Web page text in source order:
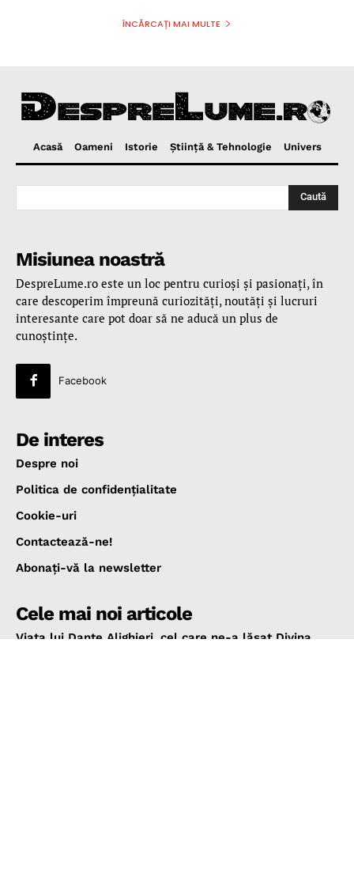
ÎNCĂRCAȚI MAI MULTE
Acasă Oameni Istorie Ştiinţă & Tehnologie Univers
Caută
Misiunea noastră
DespreLume.ro este un loc pentru curioşi şi pasionaţi, în
care descoperim împreună curiozităţi, noutăţi şi lucruri
interesante care pot doar să ne aducă un plus de
cunoştinţe.
Facebook
De interes
Despre noi
Politica de confidenţialitate
Cookie-uri
Contactează-ne!
Abonaţi-vă la newsletter
Cele mai noi articole
Viața lui Dante Alighieri, cel care ne-a lăsat Divina